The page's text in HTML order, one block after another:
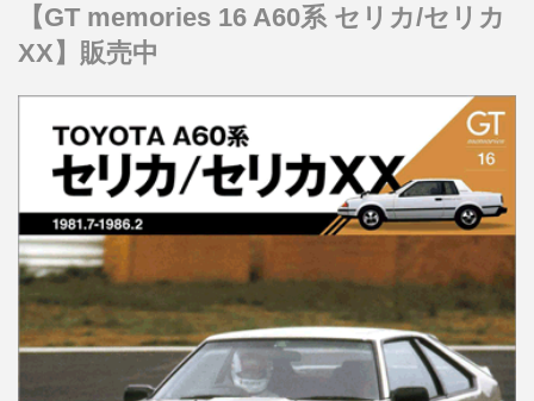
【GT memories 16 A60系 セリカ/セリカ
XX】販売中